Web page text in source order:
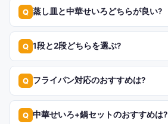
Q 蒸し皿と中華せいろどちらが良い?
Q 1段と2段どちらを選ぶ?
Q フライパン対応のおすすめは?
Q 中華せいろ+鍋セットのおすすめは?